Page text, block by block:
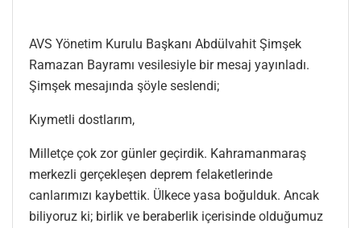
AVS Yönetim Kurulu Başkanı Abdülvahit Şimşek
Ramazan Bayramı vesilesiyle bir mesaj yayınladı.
Şimşek mesajında şöyle seslendi;
Kıymetli dostlarım,
Milletçe çok zor günler geçirdik. Kahramanmaraş
merkezli gerçekleşen deprem felaketlerinde
canlarımızı kaybettik. Ülkece yasa boğulduk. Ancak
biliyoruz ki; birlik ve beraberlik içerisinde olduğumuz